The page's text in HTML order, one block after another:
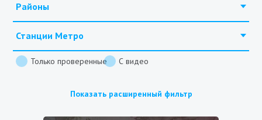
Районы
Станции Метро
Только проверенные С видео
Показать расширенный фильтр